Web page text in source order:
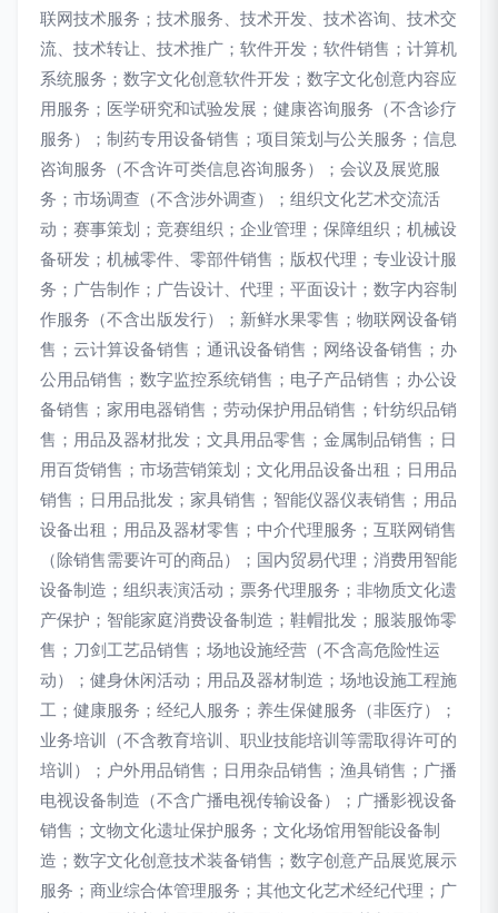
联网技术服务；技术服务、技术开发、技术咨询、技术交
流、技术转让、技术推广；软件开发；软件销售；计算机
系统服务；数字文化创意软件开发；数字文化创意内容应
用服务；医学研究和试验发展；健康咨询服务（不含诊疗
服务）；制药专用设备销售；项目策划与公关服务；信息
咨询服务（不含许可类信息咨询服务）；会议及展览服
务；市场调查（不含涉外调查）；组织文化艺术交流活
动；赛事策划；竞赛组织；企业管理；保障组织；机械设
备研发；机械零件、零部件销售；版权代理；专业设计服
务；广告制作；广告设计、代理；平面设计；数字内容制
作服务（不含出版发行）；新鲜水果零售；物联网设备销
售；云计算设备销售；通讯设备销售；网络设备销售；办
公用品销售；数字监控系统销售；电子产品销售；办公设
备销售；家用电器销售；劳动保护用品销售；针纺织品销
售；用品及器材批发；文具用品零售；金属制品销售；日
用百货销售；市场营销策划；文化用品设备出租；日用品
销售；日用品批发；家具销售；智能仪器仪表销售；用品
设备出租；用品及器材零售；中介代理服务；互联网销售
（除销售需要许可的商品）；国内贸易代理；消费用智能
设备制造；组织表演活动；票务代理服务；非物质文化遗
产保护；智能家庭消费设备制造；鞋帽批发；服装服饰零
售；刀剑工艺品销售；场地设施经营（不含高危险性运
动）；健身休闲活动；用品及器材制造；场地设施工程施
工；健康服务；经纪人服务；养生保健服务（非医疗）；
业务培训（不含教育培训、职业技能培训等需取得许可的
培训）；户外用品销售；日用杂品销售；渔具销售；广播
电视设备制造（不含广播电视传输设备）；广播影视设备
销售；文物文化遗址保护服务；文化场馆用智能设备制
造；数字文化创意技术装备销售；数字创意产品展览展示
服务；商业综合体管理服务；其他文化艺术经纪代理；广